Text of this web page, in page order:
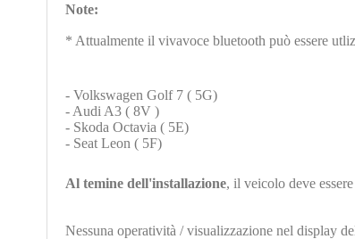
Note:
* Attualmente il vivavoce bluetooth può essere
- Volkswagen Golf 7 ( 5G)
- Audi A3 ( 8V )
- Skoda Octavia ( 5E)
- Seat Leon ( 5F)
Al temine dell'installazione, il veicolo deve
Nessuna operatività / visualizzazione nel display